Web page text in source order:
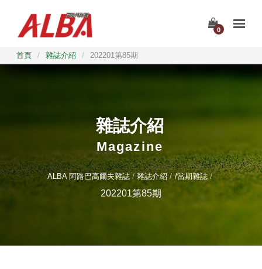
0
首頁 / 雜誌介紹 / 202201第85期
雜誌介紹
Magazine
ALBA 阿路巴高爾夫雜誌 雜誌介紹 /當期雜誌
202201第85期